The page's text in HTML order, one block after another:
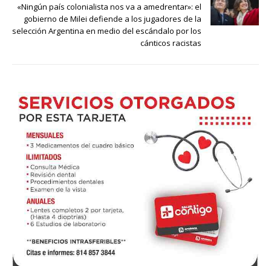
«Ningún país colonialista nos va a amedrentar»: el
gobierno de Milei defiende a los jugadores de la
selección Argentina en medio del escándalo por los
cánticos racistas